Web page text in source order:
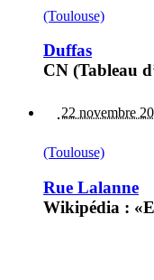
(Toulouse)
Duffas
CN (Tableau
22 novembre
(Toulouse)
Rue Lalanne
Wikipédia :